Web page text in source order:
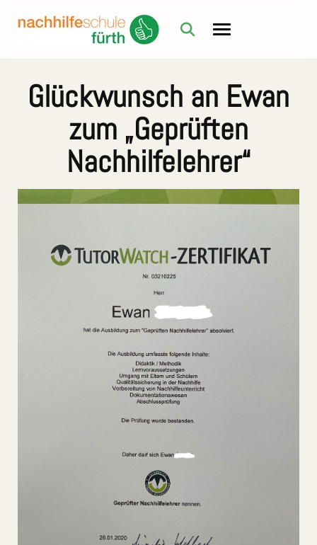
Glückwunsch an Ewan
zum „Geprüften
Nachhilfelehrer“